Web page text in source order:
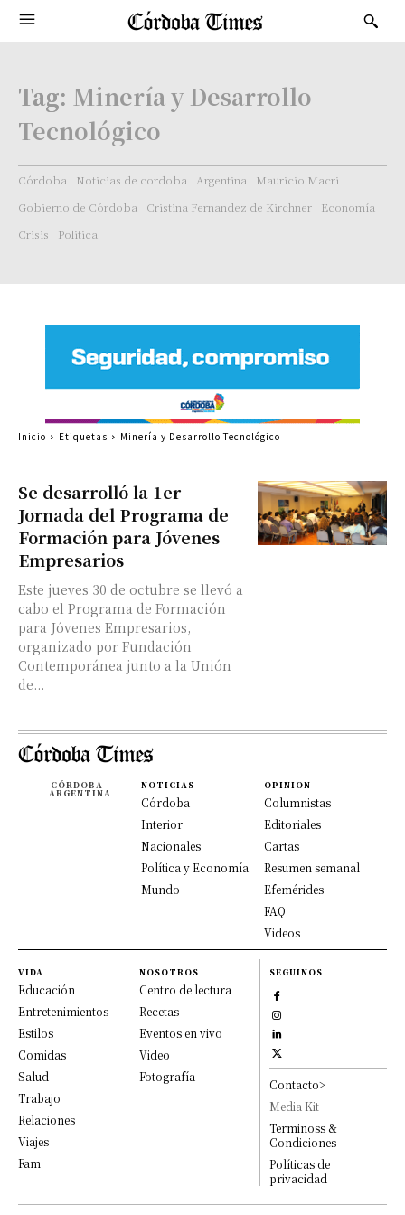
Tag: Minería y Desarrollo
Tecnológico
Córdoba Noticias de cordoba Argentina
Mauricio Macri
Gobierno de Córdoba
Cristina Fernandez de Kirchner
Economía
Crisis
Politica
Se desarrolló la 1er
Jornada del Programa de
Formación para Jóvenes
Empresarios
Este jueves 30 de octubre se llevó a
cabo el Programa de Formación
para Jóvenes Empresarios,
organizado por Fundación
Contemporánea junto a la Unión
de...
Inicio Etiquetas Minería y Desarrollo Tecnológico
CÓRDOBA -
ARGENTINA
NOTICIAS
Córdoba
Interior
Nacionales
Política y Economía
Mundo
OPINION
Columnistas
Editoriales
Cartas
Resumen semanal
Efemérides
FAQ
Videos
VIDA
Educación
Entretenimientos
Estilos
Comidas
Salud
Trabajo
Relaciones
Viajes
Fam
NOSOTROS
Centro de lectura
Recetas
Eventos en vivo
Video
Fotografía
SEGUINOS
Contacto>
Media Kit
Terminoss &
Condiciones
Políticas de
privacidad